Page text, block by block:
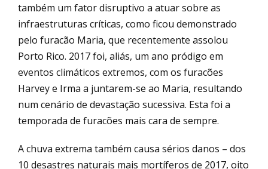
também um fator disruptivo a atuar sobre as
infraestruturas críticas, como ficou demonstrado
pelo furacão Maria, que recentemente assolou
Porto Rico. 2017 foi, aliás, um ano pródigo em
eventos climáticos extremos, com os furacões
Harvey e Irma a juntarem-se ao Maria, resultando
num cenário de devastação sucessiva. Esta foi a
temporada de furacões mais cara de sempre.
A chuva extrema também causa sérios danos – dos
10 desastres naturais mais mortíferos de 2017, oito